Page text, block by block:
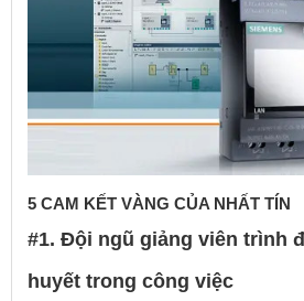
5 CAM KẾT VÀNG CỦA NHẤT TÍN
#1. Đội ngũ giảng viên trình
huyết trong công việc